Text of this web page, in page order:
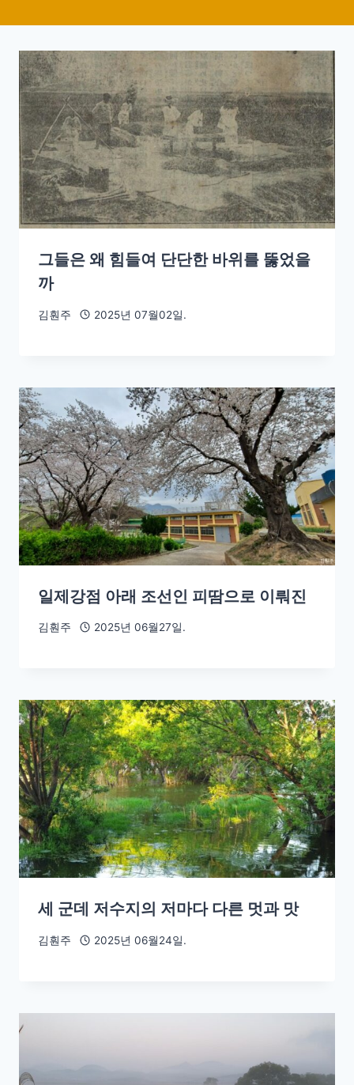
그들은 왜 힘들여 단단한 바위를 뚫었을
까
김훤주 2025년 07월02일.
일제강점 아래 조선인 피땀으로 이뤄진
김훤주 2025년 06월27일.
세 군데 저수지의 저마다 다른 멋과 맛
김훤주 2025년 06월24일.